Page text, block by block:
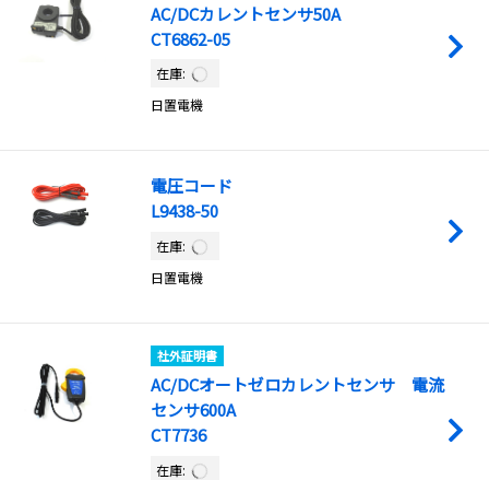
AC/DCカレントセンサ50A
CT6862-05
在庫:
日置電機
電圧コード
L9438-50
在庫:
日置電機
社外証明書
AC/DCオートゼロカレントセンサ 電流
センサ600A
CT7736
在庫: